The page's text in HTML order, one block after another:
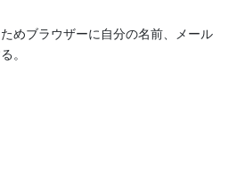
めブラウザーに自分の名前、メール
。